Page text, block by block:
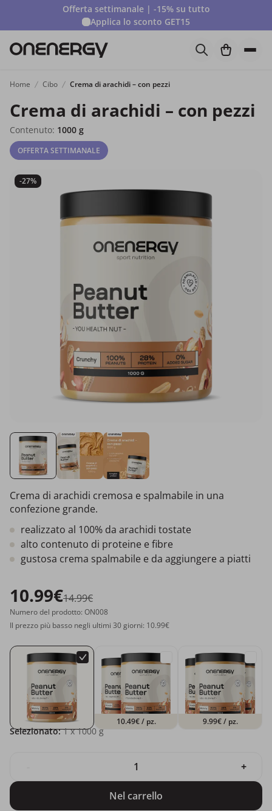
Offerta settimanale | -15% su tutto
Applica lo sconto GET15
Home Cibo Crema di arachidi – con pezzi
Crema di arachidi – con pezzi
Contenuto: 1000 g
OFFERTA SETTIMANALE
-27%
Crema di arachidi cremosa e spalmabile in una
confezione grande.
realizzato al 100% da arachidi tostate
alto contenuto di proteine e fibre
gustosa crema spalmabile e da aggiungere a piatti
10.99€14.99€
Numero del prodotto: ON008
Il prezzo più basso negli ultimi 30 giorni: 10.99€
10.49€/ pz. 9.99€/ pz.
Selezionato: 1x 1000 g
+
Nel carrello